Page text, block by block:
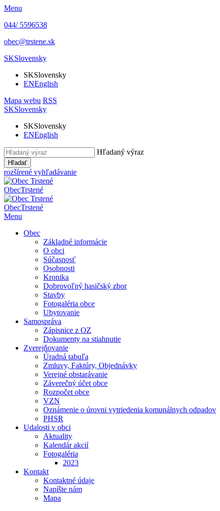
Menu
044/ 5596538
obec@trstene.sk
SKSlovensky
SKSlovensky
ENEnglish
Mapa webu RSS
SKSlovensky
SKSlovensky
ENEnglish
Hľadaný výraz
Hľadať
rozšírené vyhľadávanie
ObecTrstené
ObecTrstené
Menu
Obec
Základné informácie
O obci
Súčasnosť
Osobnosti
Kronika
Dobrovoľný hasičský zbor
Stavby
Fotogaléria obce
Ubytovanie
Samospráva
Zápisnice z OZ
Dokumenty na stiahnutie
Zverejňovanie
Úradná tabuľa
Zmluvy, Faktúry, Objednávky
Verejné obstarávanie
Záverečný účet obce
Rozpočet obce
VZN
Oznámenie o úrovni vytriedenia komunálnych odpadov
PHSR
Udalosti v obci
Aktuality
Kalendár akcií
Fotogaléria
2023
Kontakt
Kontaktné údaje
Napíšte nám
Mapa